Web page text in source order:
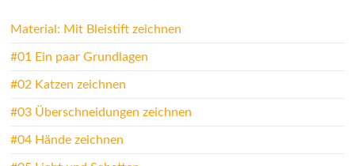
Material: Mit Bleistift zeichnen
#01 Ein paar Grundlagen
#02 Katzen zeichnen
#03 Überschneidungen zeichnen
#04 Hände zeichnen